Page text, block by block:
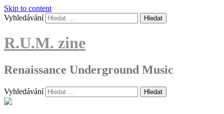
Skip to content
Vyhledávání
R.U.M. zine
Renaissance Underground Music
Vyhledávání